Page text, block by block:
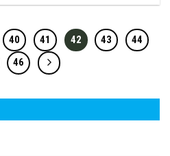
40 41 42 43
44
46